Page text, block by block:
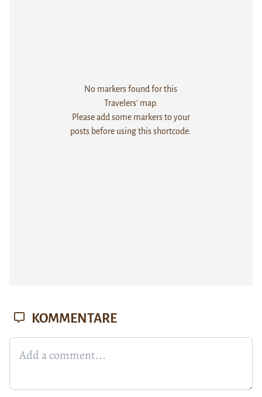
No markers found for this
Travelers' map.
Please add some markers to your
posts before using this shortcode.
KOMMENTARE